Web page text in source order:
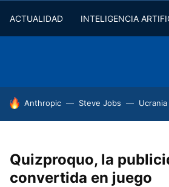
ACTUALIDAD INTELIGENCIA
HOY SE HABLA DE
Anthropic Steve Jobs Ucrania
Quizproquo, la
convertida en juego